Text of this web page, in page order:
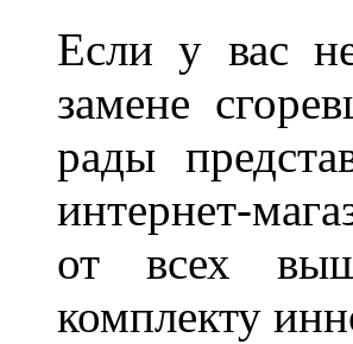
Если у вас
замене
рады
интернет-
от всех
комплекту